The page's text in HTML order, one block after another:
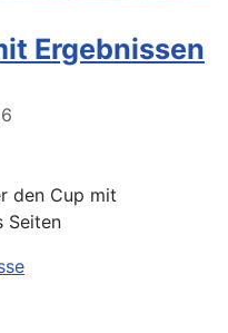
Ergebnissen
den Cup mit
Seiten